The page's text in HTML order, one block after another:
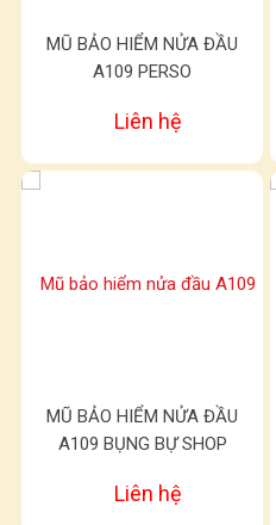
MŨ BẢO HIỂM NỬA ĐẦU
A109 PERSO
Liên hệ
MŨ BẢO HIỂM NỬA ĐẦU
A109 BỤNG BỰ SHOP
Liên hệ